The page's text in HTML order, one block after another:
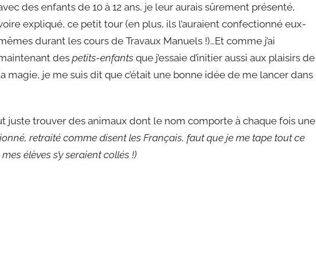
des enfants de 10 à 12 ans, je leur aurais sûrement présenté,
expliqué, ce petit tour (en plus, ils l’auraient confectionné eux-
durant les cours de Travaux Manuels !)…Et comme j’ai
des petits-enfants que j’essaie d’initier aussi aux plaisirs de
magie, je me suis dit que c’était une bonne idée de me lancer dans
juste trouver des animaux dont le nom comporte à chaque fois une
retraité comme disent les Français, faut que je me tape tout ce
élèves s’y seraient collés !)